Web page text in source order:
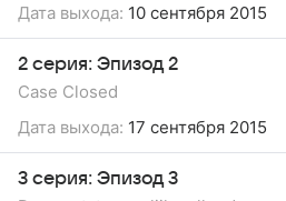
Дата выхода: 10 сентября 2015
2 серия: Эпизод 2
Case Closed
Дата выхода: 17 сентября 2015
3 серия: Эпизод 3